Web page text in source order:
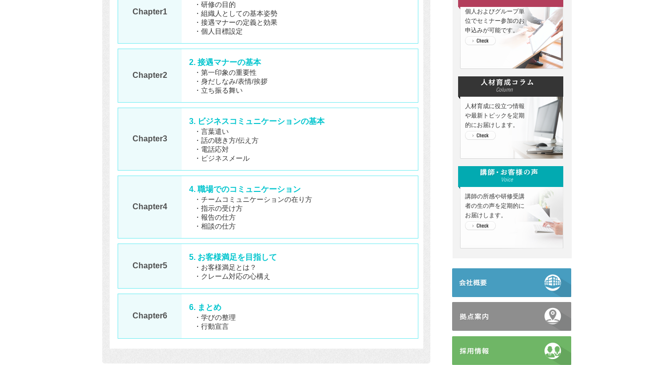
Chapter1
・研修の目的
・組織人としての基本姿勢
・接遇マナーの定義と効果
・個人目標設定
Chapter2
2. 接遇マナーの基本
・第一印象の重要性
・身だしなみ/表情/挨拶
・立ち振る舞い
Chapter3
3. ビジネスコミュニケーションの基本
・言葉遣い
・話の聴き方/伝え方
・電話応対
・ビジネスメール
Chapter4
4. 職場でのコミュニケーション
・チームコミュニケーションの在り方
・指示の受け方
・報告の仕方
・相談の仕方
Chapter5
5. お客様満足を目指して
・お客様満足とは？
・クレーム対応の心構え
Chapter6
6. まとめ
・学びの整理
・行動宣言
個人およびグループ単
位でセミナー参加のお
申込みが可能です。
人材育成に役立つ情報
や最新トピックを定期
的にお届けします。
講師の所感や研修受講
者の生の声を定期的に
お届けします。